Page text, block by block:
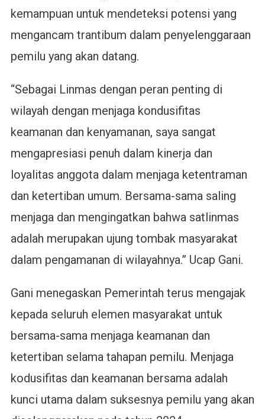
kemampuan untuk mendeteksi potensi yang
mengancam trantibum dalam penyelenggaraan
pemilu yang akan datang.
“Sebagai Linmas dengan peran penting di
wilayah dengan menjaga kondusifitas
keamanan dan kenyamanan, saya sangat
mengapresiasi penuh dalam kinerja dan
loyalitas anggota dalam menjaga ketentraman
dan ketertiban umum. Bersama-sama saling
menjaga dan mengingatkan bahwa satlinmas
adalah merupakan ujung tombak masyarakat
dalam pengamanan di wilayahnya.” Ucap Gani.
Gani menegaskan Pemerintah terus mengajak
kepada seluruh elemen masyarakat untuk
bersama-sama menjaga keamanan dan
ketertiban selama tahapan pemilu. Menjaga
kodusifitas dan keamanan bersama adalah
kunci utama dalam suksesnya pemilu yang akan